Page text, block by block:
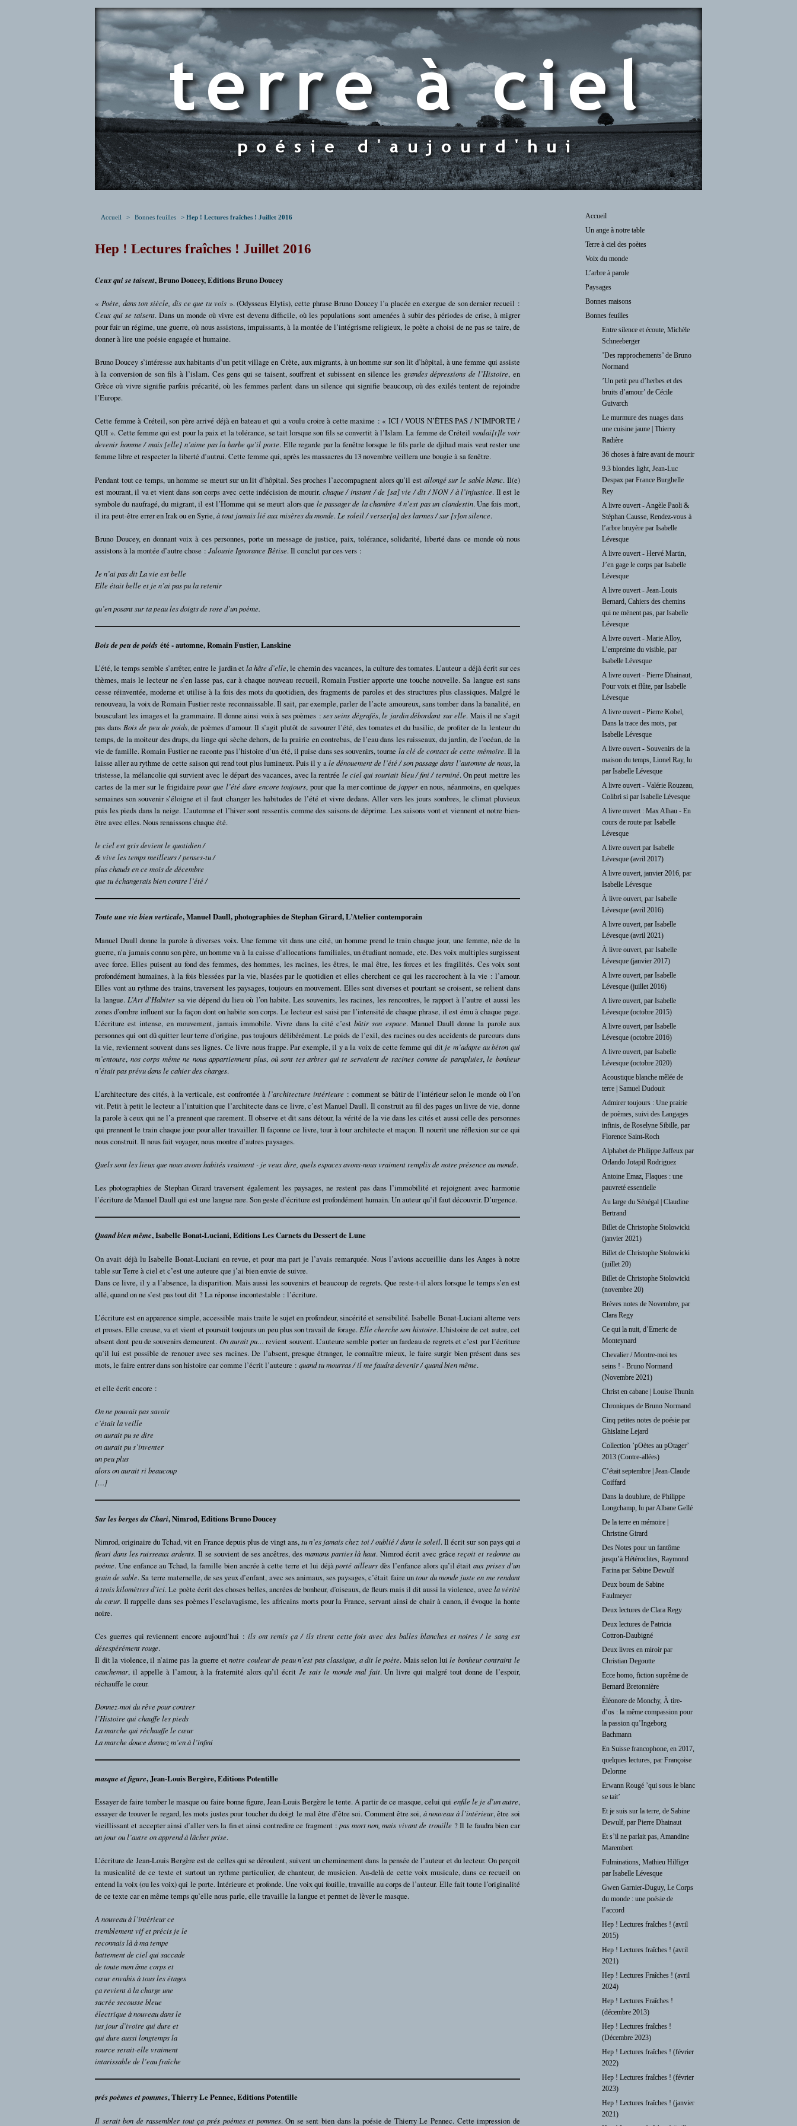
Accueil > Bonnes feuilles > Hep ! Lectures fraîches ! Juillet 2016
Hep ! Lectures fraîches ! Juillet 2016
Ceux qui se taisent, Bruno Doucey, Editions Bruno Doucey
« Poète, dans ton siècle, dis ce que tu vois». (Odysseas Elytis), cette phrase Bruno Doucey l’a placée en exergue de son dernier recueil :
Ceux qui se taisent. Dans un monde où vivre est devenu difficile, où les populations sont amenées à subir des périodes de crise, à migrer
pour fuir un régime, une guerre, où nous assistons, impuissants, à la montée de l’intégrisme religieux, le poète a choisi de ne pas se taire, de
donner à lire une poésie engagée et humaine.
Bruno Doucey s’intéresse aux habitants d’un petit village en Crète, aux migrants, à un homme sur son lit d’hôpital, à une femme qui assiste
à la conversion de son fils à l’islam. Ces gens qui se taisent, souffrent et subissent en silence les grandes dépressions de l’Histoire, en
Grèce où vivre signifie parfois précarité, où les femmes parlent dans un silence qui signifie beaucoup, où des exilés tentent de rejoindre
l’Europe.
Cette femme à Créteil, son père arrivé déjà en bateau et qui a voulu croire à cette maxime : « ICI / VOUS N’ÊTES PAS / N’IMPORTE /
QUI ». Cette femme qui est pour la paix et la tolérance, se tait lorsque son fils se convertit à l’Islam. La femme de Créteil voulai[t]le voir
devenir homme / mais [elle] n’aime pas la barbe qu’il porte. Elle regarde par la fenêtre lorsque le fils parle de djihad mais veut rester une
femme libre et respecter la liberté d’autrui. Cette femme qui, après les massacres du 13 novembre veillera une bougie à sa fenêtre.
Pendant tout ce temps, un homme se meurt sur un lit d’hôpital. Ses proches l’accompagnent alors qu’il est allongé sur le sable blanc. Il(e)
est mourant, il va et vient dans son corps avec cette indécision de mourir. chaque / instant / de [sa] vie / dit / NON / à l’injustice. Il est le
symbole du naufragé, du migrant, il est l’Homme qui se meurt alors que le passager de la chambre 4 n’est pas un clandestin. Une fois mort,
il ira peut-être errer en Irak ou en Syrie,à tout jamais lié aux misères du monde. Le soleil / verser[a] des larmes / sur [s]on silence.
Bruno Doucey, en donnant voix à ces personnes, porte un message de justice, paix, tolérance, solidarité, liberté dans ce monde où nous
assistons à la montée d’autre chose : Jalousie Ignorance Bêtise. Il conclut par ces vers :
Je n’ai pas dit La vie est belle
Elle était belle et je n’ai pas pu la retenir
qu’en posant sur ta peau les doigts de rose d’un poème.
Bois de peu de poids été - automne, Romain Fustier, Lanskine
L’été, le temps semble s’arrêter, entre le jardin etla hâte d’elle, le chemin des vacances, la culture des tomates. L’auteur a déjà écrit sur ces
thèmes, mais le lecteur ne s’en lasse pas, car à chaque nouveau recueil, Romain Fustier apporte une touche nouvelle. Sa langue est sans
cesse réinventée, moderne et utilise à la fois des mots du quotidien, des fragments de paroles et des structures plus classiques. Malgré le
renouveau, la voix de Romain Fustier reste reconnaissable. Il sait, par exemple, parler de l’acte amoureux, sans tomber dans la banalité, en
bousculant les images et la grammaire. Il donne ainsi voix à ses poèmes :ses seins dégrafés,le jardin débordant sur elle. Mais il ne s’agit
pas dans Bois de peu de poids, de poèmes d’amour. Il s’agit plutôt de savourer l’été, des tomates et du basilic, de profiter de la lenteur du
temps, de la moiteur des draps, du linge qui sèche dehors, de la prairie en contrebas, de l’eau dans les ruisseaux, du jardin, de l’océan, de la
vie de famille. Romain Fustier ne raconte pas l’histoire d’un été, il puise dans ses souvenirs, tourne la clé de contact de cette mémoire. Il la
laisse aller au rythme de cette saison qui rend tout plus lumineux. Puis il y ale dénouement de l’été / son passage dans l’automne de nous, la
tristesse, la mélancolie qui survient avec le départ des vacances, avec la rentrée le ciel qui souriait bleu / fini / terminé. On peut mettre les
cartes de la mer sur le frigidairepour que l’été dure encore toujours, pour que la mer continue de japperen nous, néanmoins, en quelques
semaines son souvenir s’éloigne et il faut changer les habitudes de l’été et vivre dedans. Aller vers les jours sombres, le climat pluvieux
puis les pieds dans la neige. L’automne et l’hiver sont ressentis comme des saisons de déprime. Les saisons vont et viennent et notre bien-
être avec elles. Nous renaissons chaque été.
le ciel est gris devient le quotidien /
& vive les temps meilleurs / penses-tu /
plus chauds en ce mois de décembre
que tu échangerais bien contre l’été /
Toute une vie bien verticale, Manuel Daull, photographies de Stephan Girard, L’Atelier contemporain
Manuel Daull donne la parole à diverses voix. Une femme vit dans une cité, un homme prend le train chaque jour, une femme, née de la
guerre, n’a jamais connu son père, un homme va à la caisse d’allocations familiales, un étudiant nomade, etc. Des voix multiples surgissent
avec force. Elles puisent au fond des femmes, des hommes, les racines, les êtres, le mal être, les forces et les fragilités. Ces voix sont
profondément humaines, à la fois blessées par la vie, blasées par le quotidien et elles cherchent ce qui les raccrochent à la vie : l’amour.
Elles vont au rythme des trains, traversent les paysages, toujours en mouvement. Elles sont diverses et pourtant se croisent, se relient dans
la langue. L’Art d’Habitersa vie dépend du lieu où l’on habite. Les souvenirs, les racines, les rencontres, le rapport à l’autre et aussi les
zones d’ombre influent sur la façon dont on habite son corps. Le lecteur est saisi par l’intensité de chaque phrase, il est ému à chaque page.
L’écriture est intense, en mouvement, jamais immobile. Vivre dans la cité c’estbâtir son espace. Manuel Daull donne la parole aux
personnes qui ont dû quitter leur terre d’origine, pas toujours délibérément. Le poids de l’exil, des racines ou des accidents de parcours dans
la vie, reviennent souvent dans ses lignes. Ce livre nous frappe. Par exemple, il y a la voix de cette femme qui dit je m’adapte au béton qui
m’entoure, nos corps même ne nous appartiennent plus, où sont tes arbres qui te servaient de racines comme de parapluies,le bonheur
n’était pas prévu dans le cahier des charges.
L’architecture des cités, à la verticale, est confrontée àl’architecture intérieure : comment se bâtir de l’intérieur selon le monde où l’on
vit. Petit à petit le lecteur a l’intuition que l’architecte dans ce livre, c’est Manuel Daull. Il construit au fil des pages un livre de vie, donne
la parole à ceux qui ne l’a prennent que rarement. Il observe et dit sans détour, la vérité de la vie dans les cités et aussi celle des personnes
qui prennent le train chaque jour pour aller travailler. Il façonne ce livre, tour à tour architecte et maçon. Il nourrit une réflexion sur ce qui
nous construit. Il nous fait voyager, nous montre d’autres paysages.
Quels sont les lieux que nous avons habités vraiment - je veux dire, quels espaces avons-nous vraiment remplis de notre présence au monde.
Les photographies de Stephan Girard traversent également les paysages, ne restent pas dans l’immobilité et rejoignent avec harmonie
l’écriture de Manuel Daull qui est une langue rare. Son geste d’écriture est profondément humain. Un auteur qu’il faut découvrir. D’urgence.
Quand bien même, Isabelle Bonat-Luciani, Editions Les Carnets du Dessert de Lune
On avait déjà lu Isabelle Bonat-Luciani en revue, et pour ma part je l’avais remarquée. Nous l’avions accueillie dans les Anges à notre
table sur Terre à ciel et c’est une auteure que j’ai bien envie de suivre.
Dans ce livre, il y a l’absence, la disparition. Mais aussi les souvenirs et beaucoup de regrets. Que reste-t-il alors lorsque le temps s’en est
allé, quand on ne s’est pas tout dit ? La réponse incontestable : l’écriture.
L’écriture est en apparence simple, accessible mais traite le sujet en profondeur, sincérité et sensibilité. Isabelle Bonat-Luciani alterne vers
et proses. Elle creuse, va et vient et poursuit toujours un peu plus son travail de forage. Elle cherche son histoire. L’histoire de cet autre, cet
absent dont peu de souvenirs demeurent. On aurait pu… revient souvent. L’auteure semble porter un fardeau de regrets et c’est par l’écriture
qu’il lui est possible de renouer avec ses racines. De l’absent, presque étranger, le connaître mieux, le faire surgir bien présent dans ses
mots, le faire entrer dans son histoire car comme l’écrit l’auteure : quand tu mourras / il me faudra devenir / quand bien même.
et elle écrit encore :
On ne pouvait pas savoir
c’était la veille
on aurait pu se dire
on aurait pu s’inventer
un peu plus
alors on aurait ri beaucoup
[…]
Sur les berges du Chari, Nimrod, Editions Bruno Doucey
Nimrod, originaire du Tchad, vit en France depuis plus de vingt ans,tu n’es jamais chez toi / oublié / dans le soleil. Il écrit sur son pays qui a
fleuri dans les ruisseaux ardents. Il se souvient de ses ancêtres, des mamans parties là haut. Nimrod écrit avec grâcereçoit et redonne au
poème. Une enfance au Tchad, la famille bien ancrée à cette terre et lui déjàporté ailleurs dès l’enfance alors qu’il étaitaux prises d’un
grain de sable. Sa terre maternelle, de ses yeux d’enfant, avec ses animaux, ses paysages, c’était faire untour du monde juste en me rendant
à trois kilomètres d’ici. Le poète écrit des choses belles, ancrées de bonheur, d’oiseaux, de fleurs mais il dit aussi la violence, avec la vérité
du cœur. Il rappelle dans ses poèmes l’esclavagisme, les africains morts pour la France, servant ainsi de chair à canon, il évoque la honte
noire.
Ces guerres qui reviennent encore aujourd’hui : ils ont remis ça / ils tirent cette fois avec des balles blanches et noires / le sang est
désespérément rouge.
Il dit la violence, il n’aime pas la guerre etnotre couleur de peau n’est pas classique, a dit le poète. Mais selon luile bonheur contraint le
cauchemar, il appelle à l’amour, à la fraternité alors qu’il écrit Je sais le monde mal fait. Un livre qui malgré tout donne de l’espoir,
réchauffe le cœur.
Donnez-moi du rêve pour contrer
l’Histoire qui chauffe les pieds
La marche qui réchauffe le cœur
La marche douce donnez m’en à l’infini
masque et figure, Jean-Louis Bergère, Editions Potentille
Essayer de faire tomber le masque ou faire bonne figure, Jean-Louis Bergère le tente. A partir de ce masque, celui qui enfile le je d’un autre,
essayer de trouver le regard, les mots justes pour toucher du doigt le mal être d’être soi. Comment être soi, à nouveau à l’intérieur, être soi
vieillissant et accepter ainsi d’aller vers la fin et ainsi contredire ce fragment :pas mort non, mais vivant de trouille ? Il le faudra bien car
un jour ou l’autre on apprend à lâcher prise.
L’écriture de Jean-Louis Bergère est de celles qui se déroulent, suivent un cheminement dans la pensée de l’auteur et du lecteur. On perçoit
la musicalité de ce texte et surtout un rythme particulier, de chanteur, de musicien. Au-delà de cette voix musicale, dans ce recueil on
entend la voix (ou les voix) qui le porte. Intérieure et profonde. Une voix qui fouille, travaille au corps de l’auteur. Elle fait toute l’originalité
de ce texte car en même temps qu’elle nous parle, elle travaille la langue et permet de lèver le masque.
A nouveau à l’intérieur ce
tremblement vif et précis je le
reconnais là à ma tempe
battement de ciel qui saccade
de toute mon âme corps et
cœur envahis à tous les étages
ça revient à la charge une
sacrée secousse bleue
électrique à nouveau dans le
jus jour d’ivoire qui dure et
qui dure aussi longtemps la
source serait-elle vraiment
intarissable de l’eau fraîche
prés poèmes et pommes, Thierry Le Pennec, Editions Potentille
Il serait bon de rassembler tout ça prés poèmes et pommes. On se sent bien dans la poésie de Thierry Le Pennec. Cette impression de
Accueil
Un ange à notre table
Terre à ciel des poètes
Voix du monde
L’arbre à parole
Paysages
Bonnes maisons
Bonnes feuilles
Entre silence et écoute, Michèle
Schneeberger
’Des rapprochements’ de Bruno
Normand
’Un petit peu d’herbes et des
bruits d’amour’ de Cécile
Guivarch
Le murmure des nuages dans
une cuisine jaune | Thierry
Radière
36 choses à faire avant de mourir
9.3 blondes light, Jean-Luc
Despax par France Burghelle
Rey
A livre ouvert - Angèle Paoli &
Stéphan Causse, Rendez-vous à
l’arbre bruyère par Isabelle
Lévesque
A livre ouvert - Hervé Martin,
J’en gage le corps par Isabelle
Lévesque
A livre ouvert - Jean-Louis
Bernard, Cahiers des chemins
qui ne mènent pas, par Isabelle
Lévesque
A livre ouvert - Marie Alloy,
L’empreinte du visible, par
Isabelle Lévesque
A livre ouvert - Pierre Dhainaut,
Pour voix et flûte, par Isabelle
Lévesque
A livre ouvert - Pierre Kobel,
Dans la trace des mots, par
Isabelle Lévesque
A livre ouvert - Souvenirs de la
maison du temps, Lionel Ray, lu
par Isabelle Lévesque
A livre ouvert - Valérie Rouzeau,
Colibri si par Isabelle Lévesque
A livre ouvert : Max Alhau - En
cours de route par Isabelle
Lévesque
A livre ouvert par Isabelle
Lévesque (avril 2017)
A livre ouvert, janvier 2016, par
Isabelle Lévesque
À livre ouvert, par Isabelle
Lévesque (avril 2016)
A livre ouvert, par Isabelle
Lévesque (avril 2021)
À livre ouvert, par Isabelle
Lévesque (janvier 2017)
A livre ouvert, par Isabelle
Lévesque (juillet 2016)
A livre ouvert, par Isabelle
Lévesque (octobre 2015)
A livre ouvert, par Isabelle
Lévesque (octobre 2016)
A livre ouvert, par Isabelle
Lévesque (octobre 2020)
Acoustique blanche mêlée de
terre | Samuel Dudouit
Admirer toujours : Une prairie
de poèmes, suivi des Langages
infinis, de Roselyne Sibille, par
Florence Saint-Roch
Alphabet de Philippe Jaffeux par
Orlando Jotapil Rodriguez
Antoine Emaz, Flaques : une
pauvreté essentielle
Au large du Sénégal | Claudine
Bertrand
Billet de Christophe Stolowicki
(janvier 2021)
Billet de Christophe Stolowicki
(juillet 20)
Billet de Christophe Stolowicki
(novembre 20)
Brèves notes de Novembre, par
Clara Regy
Ce qui la nuit, d’Emeric de
Monteynard
Chevalier / Montre-moi tes
seins ! - Bruno Normand
(Novembre 2021)
Christ en cabane | Louise Thunin
Chroniques de Bruno Normand
Cinq petites notes de poésie par
Ghislaine Lejard
Collection ’pOètes au pOtager’
2013 (Contre-allées)
C’était septembre | Jean-Claude
Coiffard
Dans la doublure, de Philippe
Longchamp, lu par Albane Gellé
De la terre en mémoire |
Christine Girard
Des Notes pour un fantôme
jusqu’à Hétéroclites, Raymond
Farina par Sabine Dewulf
Deux boum de Sabine
Faulmeyer
Deux lectures de Clara Regy
Deux lectures de Patricia
Cottron-Daubigné
Deux livres en miroir par
Christian Degoutte
Ecce homo, fiction suprême de
Bernard Bretonnière
Éléonore de Monchy, À tire-
d’os : la même compassion pour
la passion qu’Ingeborg
Bachmann
En Suisse francophone, en 2017,
quelques lectures, par Françoise
Delorme
Erwann Rougé ’qui sous le blanc
se tait’
Et je suis sur la terre, de Sabine
Dewulf, par Pierre Dhainaut
Et s’il ne parlait pas, Amandine
Marembert
Fulminations, Mathieu Hilfiger
par Isabelle Lévesque
Gwen Garnier-Duguy, Le Corps
du monde : une poésie de
l’accord
Hep ! Lectures fraîches ! (avril
2015)
Hep ! Lectures fraîches ! (avril
2021)
Hep ! Lectures Fraîches ! (avril
2024)
Hep ! Lectures Fraîches !
(décembre 2013)
Hep ! Lectures fraîches !
(Décembre 2023)
Hep ! Lectures fraîches ! (février
2022)
Hep ! Lectures fraîches ! (février
2023)
Hep ! Lectures fraîches ! (janvier
2021)